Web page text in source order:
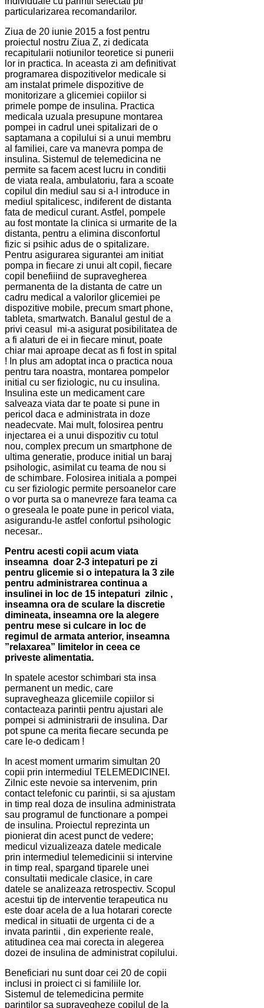
particularizarea recomandarilor.
Ziua de 20 iunie 2015 a fost pentru
proiectul nostru Ziua Z, zi dedicata
recapitularii notiunilor teoretice si punerii
lor in practica. In aceasta zi am definitivat
programarea dispozitivelor medicale si
am instalat primele dispozitive de
monitorizare a glicemiei copiilor si
primele pompe de insulina. Practica
medicala uzuala presupune montarea
pompei in cadrul unei spitalizari de o
saptamana a copilului si a unui membru
al familiei, care va manevra pompa de
insulina. Sistemul de telemedicina ne
permite sa facem acest lucru in conditii
de viata reala, ambulatoriu, fara a scoate
copilul din mediul sau si a-l introduce in
mediul spitalicesc, indiferent de distanta
fata de medicul curant. Astfel, pompele
au fost montate la clinica si urmarite de la
distanta, pentru a elimina disconfortul
fizic si psihic adus de o spitalizare.
Pentru asigurarea sigurantei am initiat
pompa in fiecare zi unui alt copil, fiecare
copil benefiiind de supravegherea
permanenta de la distanta de catre un
cadru medical a valorilor glicemiei pe
dispozitive mobile, precum smart phone,
tableta, smartwatch. Banalul gestul de a
privi ceasul mi-a asigurat posibilitatea de
a fi alaturi de ei in fiecare minut, poate
chiar mai aproape decat as fi fost in spital
! In plus am adoptat inca o practica noua
pentru tara noastra, montarea pompelor
initial cu ser fiziologic, nu cu insulina.
Insulina este un medicament care
salveaza viata dar te poate si pune in
pericol daca e administrata in doze
neadecvate. Mai mult, folosirea pentru
injectarea ei a unui dispozitiv cu totul
nou, complex precum un smartphone de
ultima generatie, produce initial un baraj
psihologic, asimilat cu teama de nou si
de schimbare. Folosirea initiala a pompei
cu ser fiziologic permite persoanelor care
o vor purta sa o manevreze fara teama ca
o greseala le poate pune in pericol viata,
asigurandu-le astfel confortul psihologic
necesar..
Pentru acesti copii acum viata
inseamna doar 2-3 intepaturi pe zi
pentru glicemie si o intepatura la 3 zile
pentru administrarea continua a
insulinei in loc de 15 intepaturi zilnic ,
inseamna ora de sculare la discretie
dimineata, inseamna ore la alegere
pentru mese si culcare in loc de
regimul de armata anterior, inseamna
”relaxarea” limitelor in ceea ce
priveste alimentatia.
In spatele acestor schimbari sta insa
permanent un medic, care
supravegheaza glicemiile copiilor si
contacteaza parintii pentru ajustari ale
pompei si administrarii de insulina. Dar
pot spune ca merita fiecare secunda pe
care le-o dedicam !
In acest moment urmarim simultan 20
copii prin intermediul TELEMEDICINEI.
Zilnic este nevoie sa intervenim, prin
contact telefonic cu parintii, si sa ajustam
in timp real doza de insulina administrata
sau programul de functionare a pompei
de insulina. Proiectul reprezinta un
pionierat din acest punct de vedere;
medicul vizualizeaza datele medicale
prin intermediul telemedicinii si intervine
in timp real, spargand tiparele unei
consultatii medicale clasice, in care
datele se analizeaza retrospectiv. Scopul
acestui tip de interventie terapeutica nu
este doar acela de a lua hotarari corecte
medical in situatii de urgenta ci de a
invata parintii , din experiente reale,
atitudinea cea mai corecta in alegerea
dozei de insulina de administrat copilului.
Beneficiari nu sunt doar cei 20 de copii
inclusi in proiect ci si familiile lor.
Sistemul de telemedicina permite
parintilor sa supravegheze copilul de la